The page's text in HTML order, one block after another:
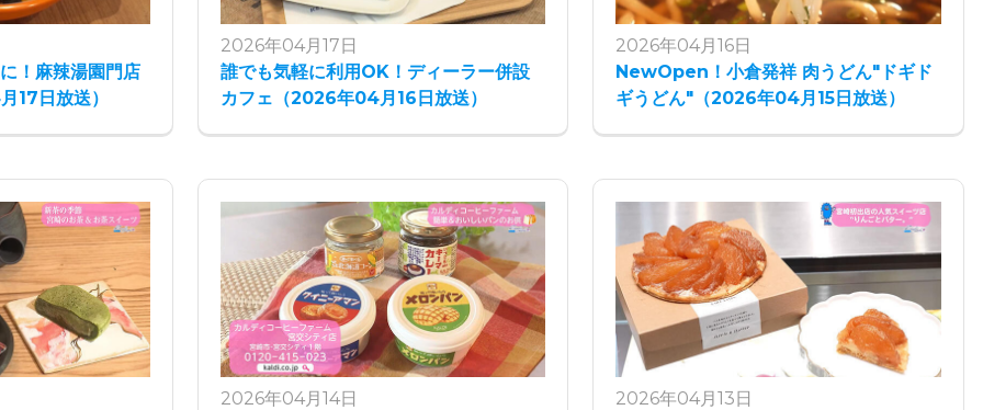
！麻辣湯園門店
17日放送）
2026年04月17日
誰でも気軽に利用OK！ディーラー併設
カフェ（2026年04月16日放送）
2026年04月16日
NewOpen！小倉発祥 肉うどん"ドギド
ギうどん"（2026年04月15日放送）
2026年04月14日
2026年04月13日